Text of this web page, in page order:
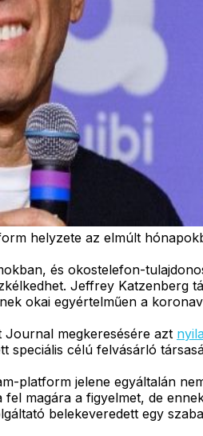
helyzete az elmúlt
és okostelefon-
Jeffrey Katzenberg
okai egyértelműen a
megkeresésére azt
speciális célú felvásárló
platform jelene egyáltalán
magára a figyelmet, de
belekeveredett egy